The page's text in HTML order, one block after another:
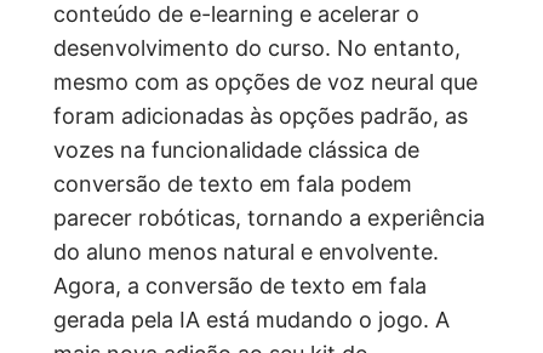
conteúdo de e-learning e acelerar o
desenvolvimento do curso. No entanto,
mesmo com as opções de voz neural que
foram adicionadas às opções padrão, as
vozes na funcionalidade clássica de
conversão de texto em fala podem
parecer robóticas, tornando a experiência
do aluno menos natural e envolvente.
Agora, a conversão de texto em fala
gerada pela IA está mudando o jogo. A